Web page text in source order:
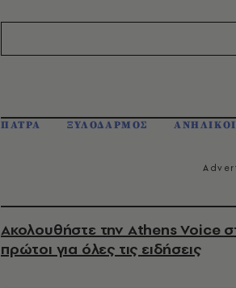
ΠΑΤΡΑ ΞΥΛΟΔΑΡΜΟΣ ΑΝΗΛΙΚΟΙ
Ακολουθήστε την Athens Voice
πρώτοι για όλες τις ειδήσεις